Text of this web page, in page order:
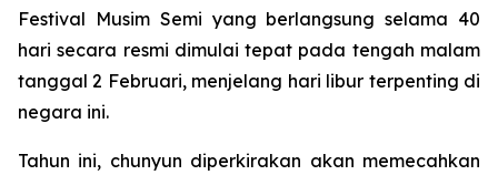
Festival Musim Semi yang berlangsung selama 40
hari secara resmi dimulai tepat pada tengah malam
tanggal 2 Februari, menjelang hari libur terpenting di
negara ini.
Tahun ini, chunyun diperkirakan akan memecahkan